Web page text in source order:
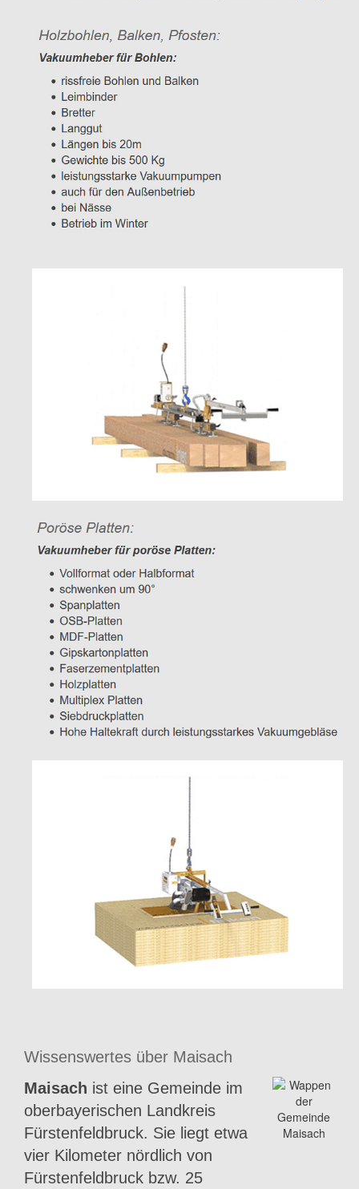
Wissenswertes über Maisach
Maisach ist eine Gemeinde im
oberbayerischen Landkreis
Fürstenfeldbruck. Sie liegt etwa
vier Kilometer nördlich von
Fürstenfeldbruck bzw. 25